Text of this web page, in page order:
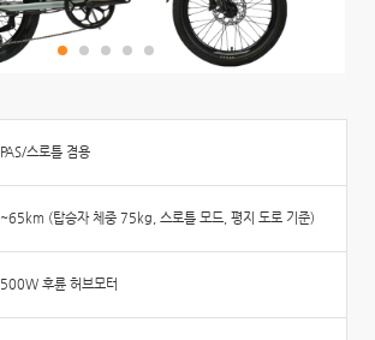
PAS/스로틀 겸용
~65km (탑승자 체중 75kg, 스로틀 모드, 평지 도로 기준)
500W 후륜 허브모터